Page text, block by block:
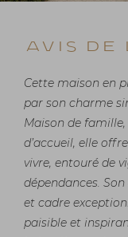
Avis de
Cette maison en
par son charme
Maison de
d’accueil, elle
vivre, entouré de
dépendances.
et cadre
paisible et